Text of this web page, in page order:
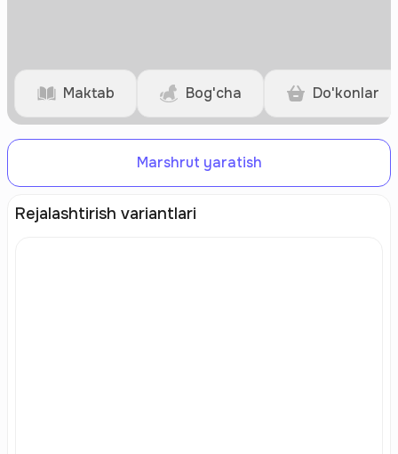
Maktab Bog'cha Do'konlar
Marshrut yaratish
Rejalashtirish variantlari